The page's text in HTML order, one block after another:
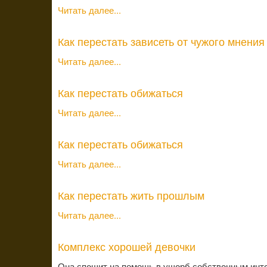
Читать далее...
Как перестать зависеть от чужого мнения
Читать далее...
Как перестать обижаться
Читать далее...
Как перестать обижаться
Читать далее...
Как перестать жить прошлым
Читать далее...
Комплекс хорошей девочки